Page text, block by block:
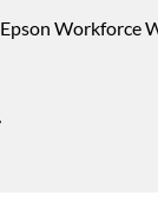
Epson Workforce